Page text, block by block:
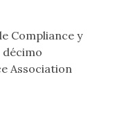
Compliance y
Association